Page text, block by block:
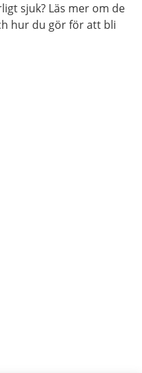
sjuk? Läs mer om de
hur du gör för att bli